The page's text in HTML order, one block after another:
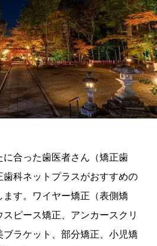
合った歯医者さん（矯正歯
科ネットプラスがおすすめの
す。ワイヤー矯正（表側矯
ピース矯正、アンカースクリ
ラケット、部分矯正、小児矯